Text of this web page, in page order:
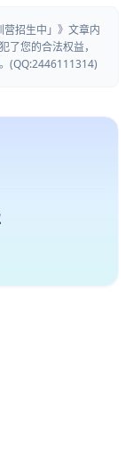
营招生中」》文章内
了您的合法权益，
(QQ:2446111314)